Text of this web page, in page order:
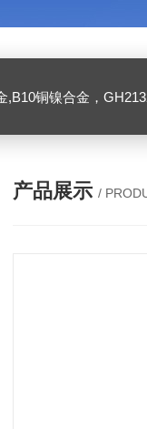
合金，GH2132高温合金，C276
产品展示 /